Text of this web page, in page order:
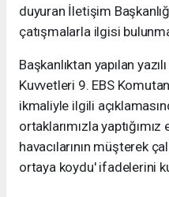
duyuran İletişim
çatışmalarla ilgisi
Başkanlıktan yapılan
Kuvvetleri 9. EBS
ikmaliyle ilgili
ortaklarımızla yaptığımız
havacılarının müşterek
ortaya koydu' ifadelerini